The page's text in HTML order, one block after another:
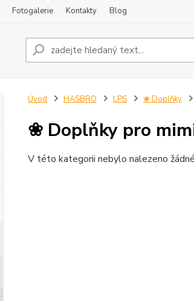
Fotogalerie Kontakty Blog
Úvod HASBRO LPS ❀ Doplňky
❀ Doplňky pro
V této kategorii nebylo nalezeno